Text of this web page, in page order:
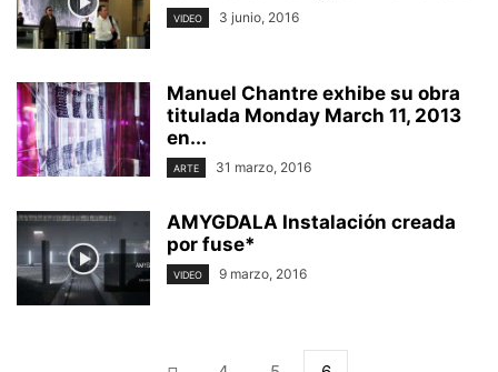
VIDEO 3 junio, 2016
Manuel Chantre exhibe su obra
titulada Monday March 11, 2013
en...
ARTE 31 marzo, 2016
AMYGDALA Instalación creada
por fuse*
VIDEO 9 marzo, 2016